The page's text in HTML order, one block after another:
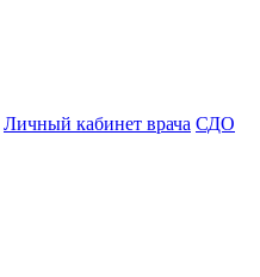
Личный кабинет врача СДО